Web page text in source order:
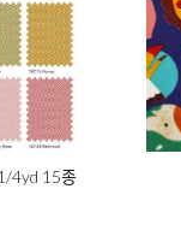
4yd 15종